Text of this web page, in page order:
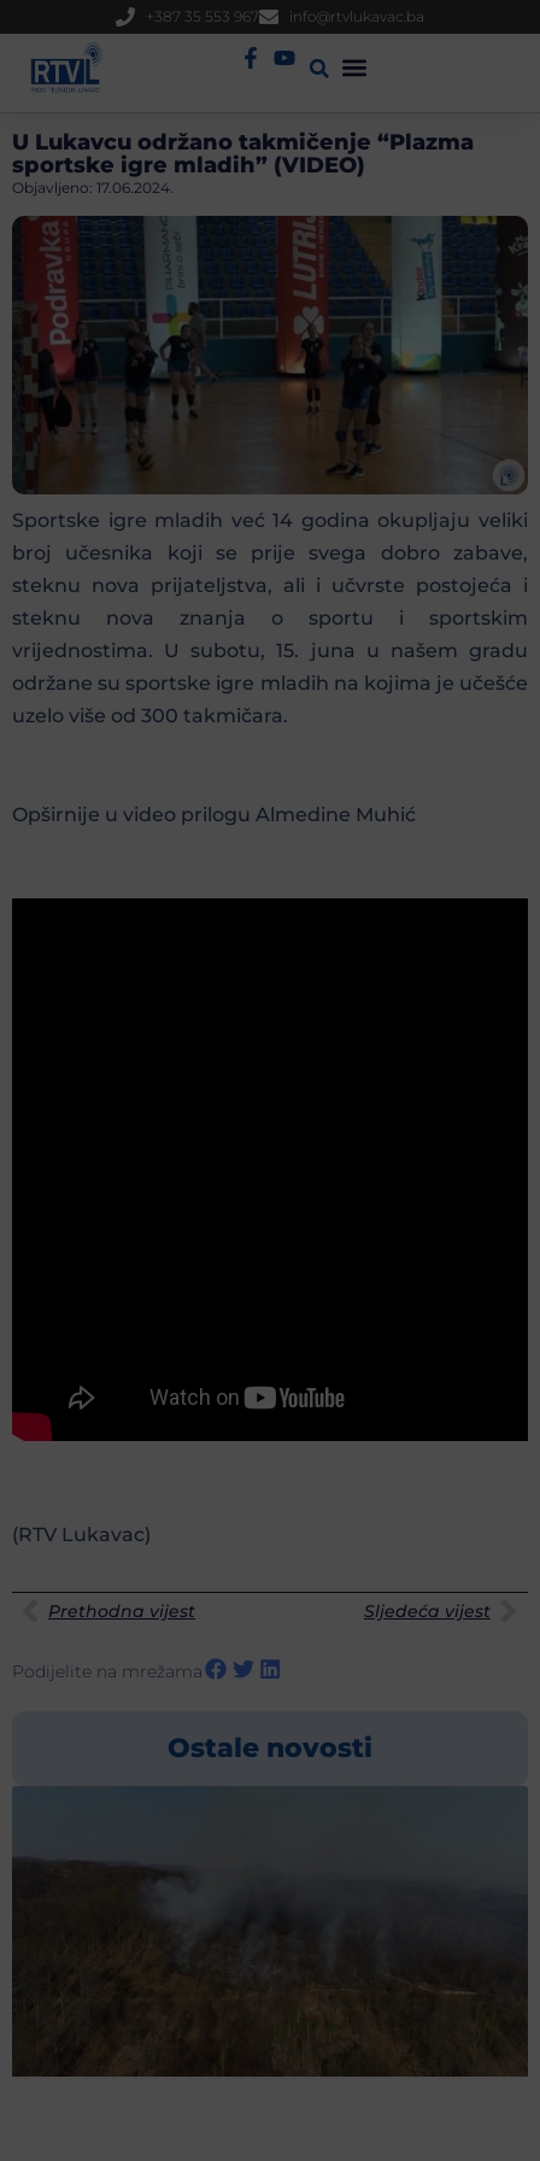
+387 35 553 967 info@rtvlukavac.ba
U Lukavcu održano takmičenje “Plazma
sportske igre mladih” (VIDEO)
Objavljeno: 17.06.2024.
Sportske igre mladih već 14 godina okupljaju veliki
broj učesnika koji se prije svega dobro zabave,
steknu nova prijateljstva, ali i učvrste postojeća i
steknu nova znanja o sportu i sportskim
vrijednostima. U subotu, 15. juna u našem gradu
održane su sportske igre mladih na kojima je učešće
uzelo više od 300 takmičara.
Opširnije u video prilogu Almedine Muhić
(RTV Lukavac)
Prethodna vijest Sljedeća vijest
Podijelite na mrežama
Ostale novosti